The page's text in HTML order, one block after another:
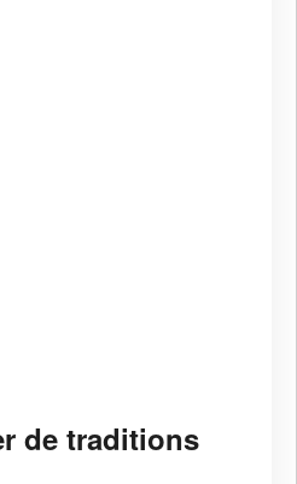
de traditions